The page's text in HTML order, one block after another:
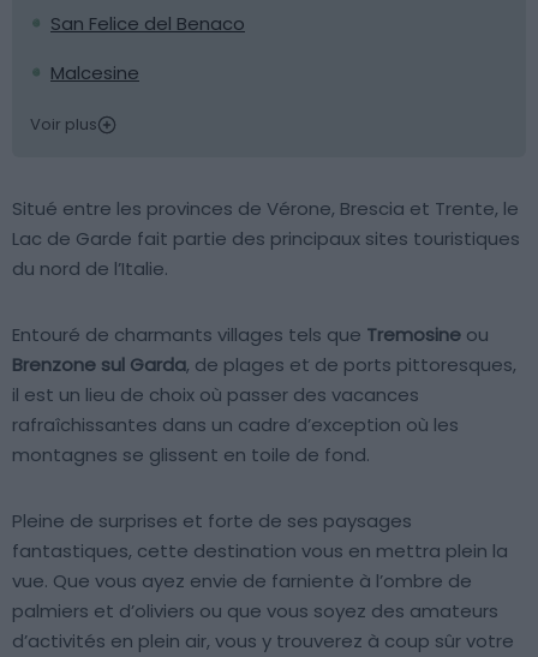
San Felice del Benaco
Malcesine
Voir plus
Situé entre les provinces de Vérone, Brescia et Trente, le
Lac de Garde fait partie des principaux sites touristiques
du nord de l’Italie.
Entouré de charmants villages tels que Tremosine ou
Brenzone sul Garda, de plages et de ports pittoresques,
il est un lieu de choix où passer des vacances
rafraîchissantes dans un cadre d’exception où les
montagnes se glissent en toile de fond.
Pleine de surprises et forte de ses paysages
fantastiques, cette destination vous en mettra plein la
vue. Que vous ayez envie de farniente à l’ombre de
palmiers et d’oliviers ou que vous soyez des amateurs
d’activités en plein air, vous y trouverez à coup sûr votre